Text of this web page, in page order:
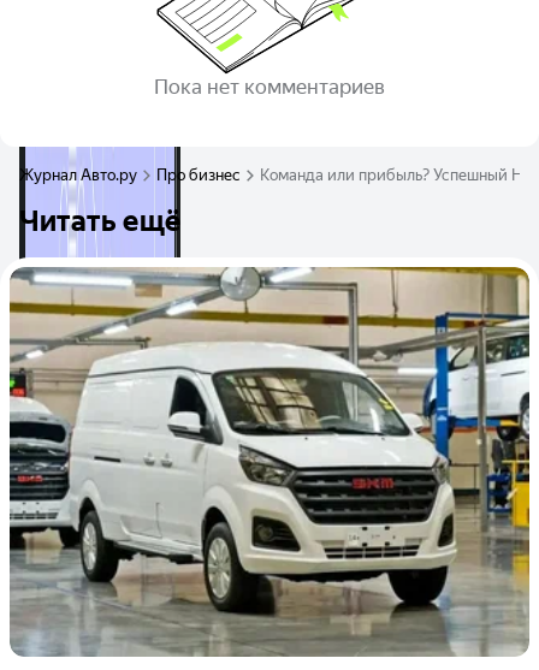
Пока нет комментариев
Журнал Авто.ру Про бизнес Команда или прибыль? Успешный
Читать ещё